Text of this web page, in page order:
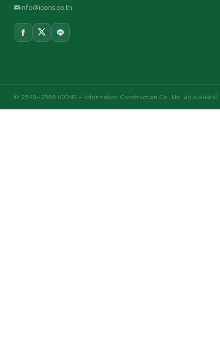
info@icons.co.th
© 2548–2569 iCONS – Information Construction Co., Ltd. สงวนลิขสิทธิ์